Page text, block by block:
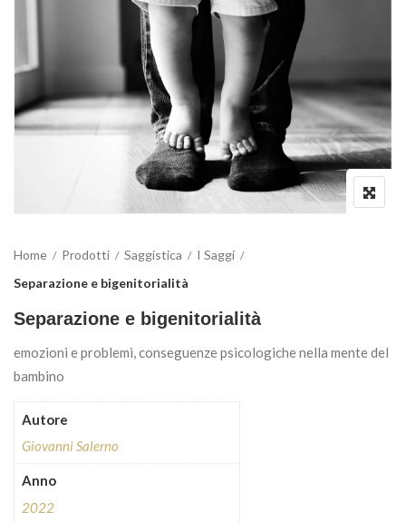
Home Prodotti Saggistica
I Saggi
Separazione e bigenitorialità
Separazione e bigenitorialità
emozioni e problemi, conseguenze psicologiche nella mente del
bambino
Autore
Giovanni Salerno
Anno
2022